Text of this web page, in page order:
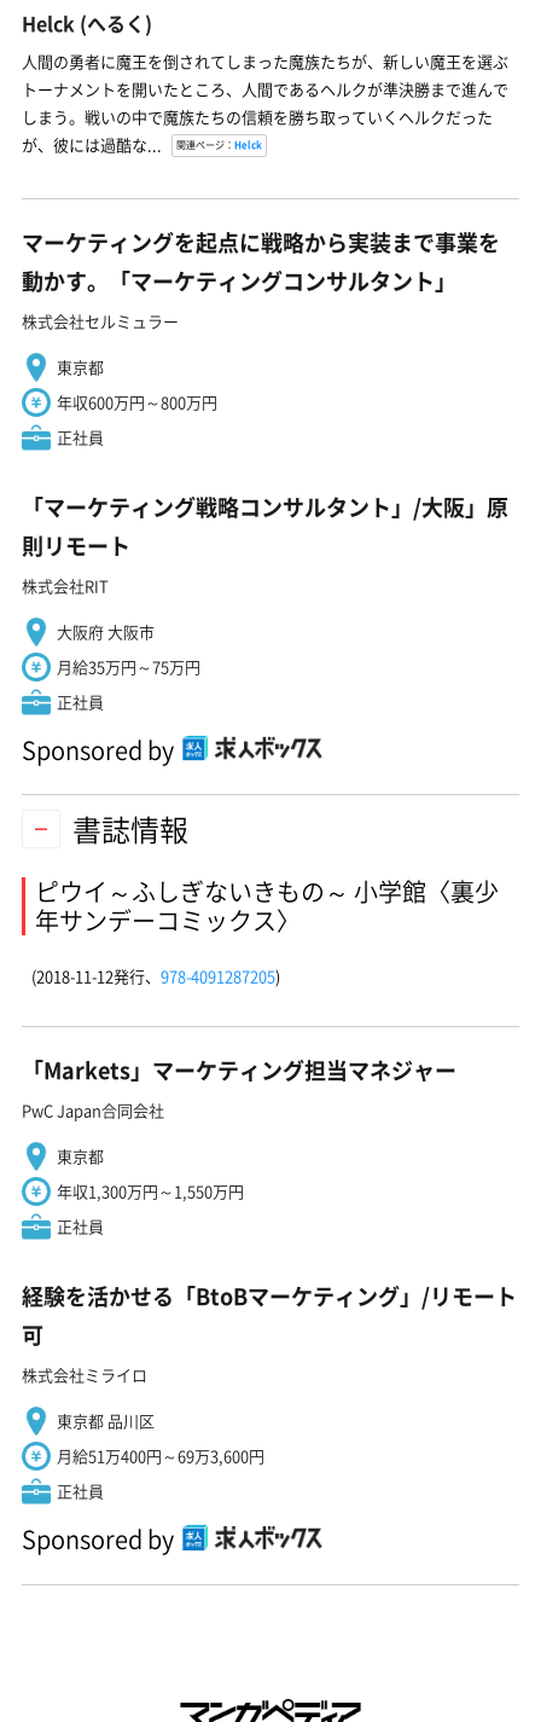
Helck (へるく)
人間の勇者に魔王を倒されてしまった魔族たちが、新しい魔王を選ぶ
トーナメントを開いたところ、人間であるヘルクが準決勝まで進んで
しまう。戦いの中で魔族たちの信頼を勝ち取っていくヘルクだった
が、彼には過酷な...
関連ページ： Helck
マーケティングを起点に戦略から実装まで事業を
動かす。「マーケティングコンサルタント」
株式会社セルミュラー
東京都
年収600万円～800万円
正社員
「マーケティング戦略コンサルタント」/大阪」原
則リモート
株式会社RIT
大阪府 大阪市
月給35万円～75万円
正社員
Sponsored by
書誌情報
ピウイ～ふしぎないきもの～ 小学館〈裏少
年サンデーコミックス〉
(2018-11-12発行、 978-4091287205)
「Markets」マーケティング担当マネジャー
PwC Japan合同会社
東京都
年収1,300万円～1,550万円
正社員
経験を活かせる「BtoBマーケティング」/リモート
可
株式会社ミライロ
東京都 品川区
月給51万400円～69万3,600円
正社員
Sponsored by